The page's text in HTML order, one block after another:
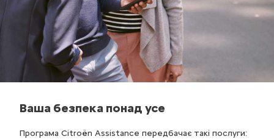
Ваша безпека понад усе
Програма Citroёn Assistance передбачає такі послуги: